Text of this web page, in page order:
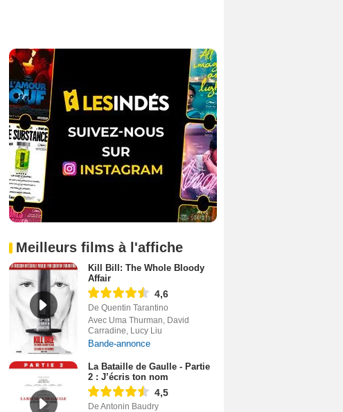
Meilleurs films à l'affiche
Kill Bill: The Whole Bloody
Affair
4,6
De Quentin Tarantino
Avec Uma Thurman, David
Carradine, Lucy Liu
Bande-annonce
La Bataille de Gaulle - Partie
2 : J’écris ton nom
4,5
De Antonin Baudry